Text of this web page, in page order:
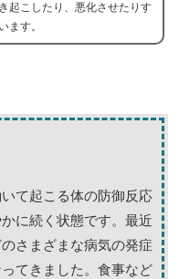
起こしたり、悪化させたりす
ます。
て起こる体の防御反応
に続く状態です。最近
さまざまな病気の発症
てきました。食事など